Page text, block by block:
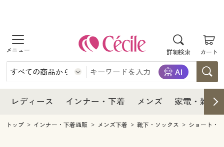
詳細検索 カート
商品を探す
レディース
レディースファッション
インナー・下着
インナー・下着通販すべて
メンズ
レディース インナー・下着 メンズ 家電・雑貨
レディース
レディース通販すべて
レディースファッション
インナー・下着
インナー・下着通販すべて
メンズ
トップ インナー・下着通販 メンズ下着 靴下・ソックス ショート・